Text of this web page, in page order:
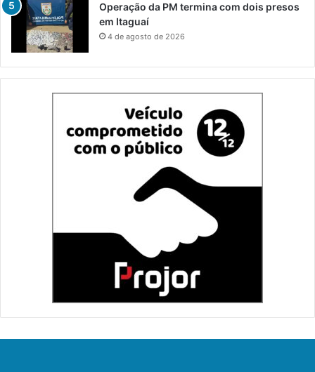
Operação da PM termina com dois presos
em Itaguaí
4 de agosto de 2026